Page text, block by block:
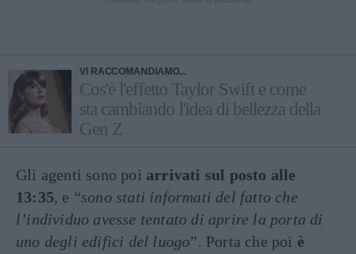
VI RACCOMANDIAMO...
Cos'è l'effetto Taylor Swift e come
sta cambiando l'idea di bellezza della
Gen Z
Gli agenti sono poi arrivati sul posto alle
13:35, e “sono stati informati del fatto che
l’individuo avesse tentato di aprire la porta di
uno degli edifici del luogo”. Porta che poi è